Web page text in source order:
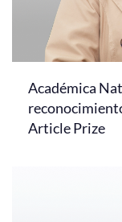
Académica
Article Prize